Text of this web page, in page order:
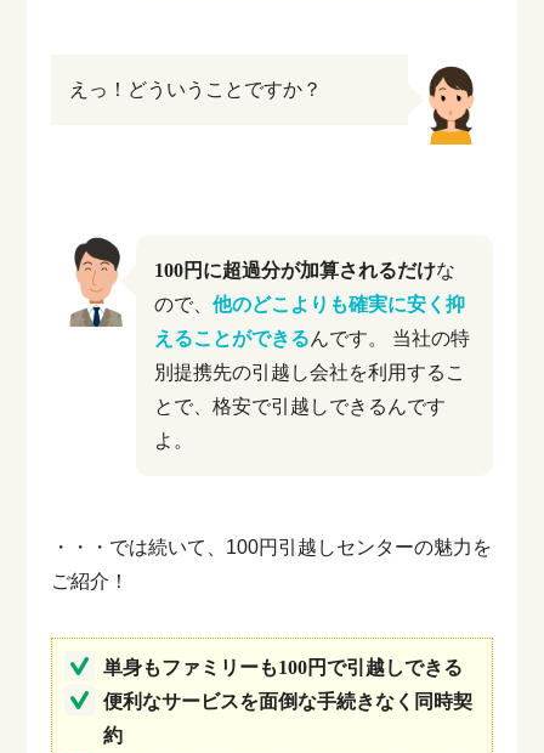
えっ！どういうことですか？
100円に超過分が加算されるだけな
ので、他のどこよりも確実に安く抑
えることができるんです。
当社の特
別提携先の引越し会社を利用するこ
とで、格安で引越しできるんです
よ。
・・・では続いて、100円引越しセンターの魅力を
ご紹介！
単身もファミリーも100円で引越しできる
便利なサービスを面倒な手続きなく同時契
約